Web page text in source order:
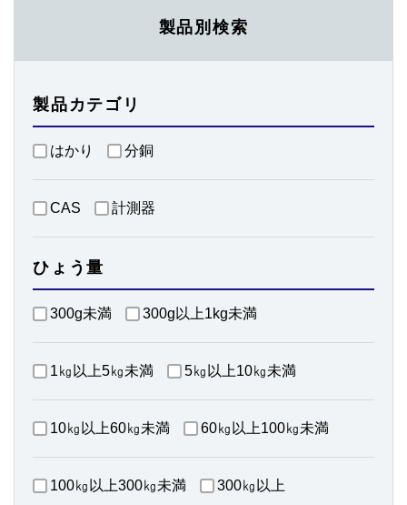
製品別検索
製品カテゴリ
はかり 分銅
CAS 計測器
ひょう量
300g未満 300g以上1kg未満
1㎏以上5㎏未満 5㎏以上10㎏未満
10㎏以上60㎏未満 60㎏以上100㎏未満
100㎏以上300㎏未満 300㎏以上